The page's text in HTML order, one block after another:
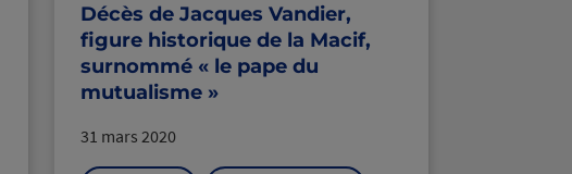
Décès de Jacques Vandier,
figure historique de la Macif,
surnommé « le pape du
mutualisme »
31 mars 2020